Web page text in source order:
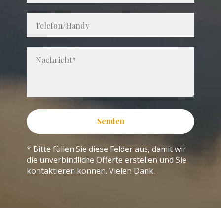
Senden
* Bitte füllen Sie diese Felder aus, damit wir
die unverbindliche Offerte erstellen und Sie
kontaktieren können. Vielen Dank.